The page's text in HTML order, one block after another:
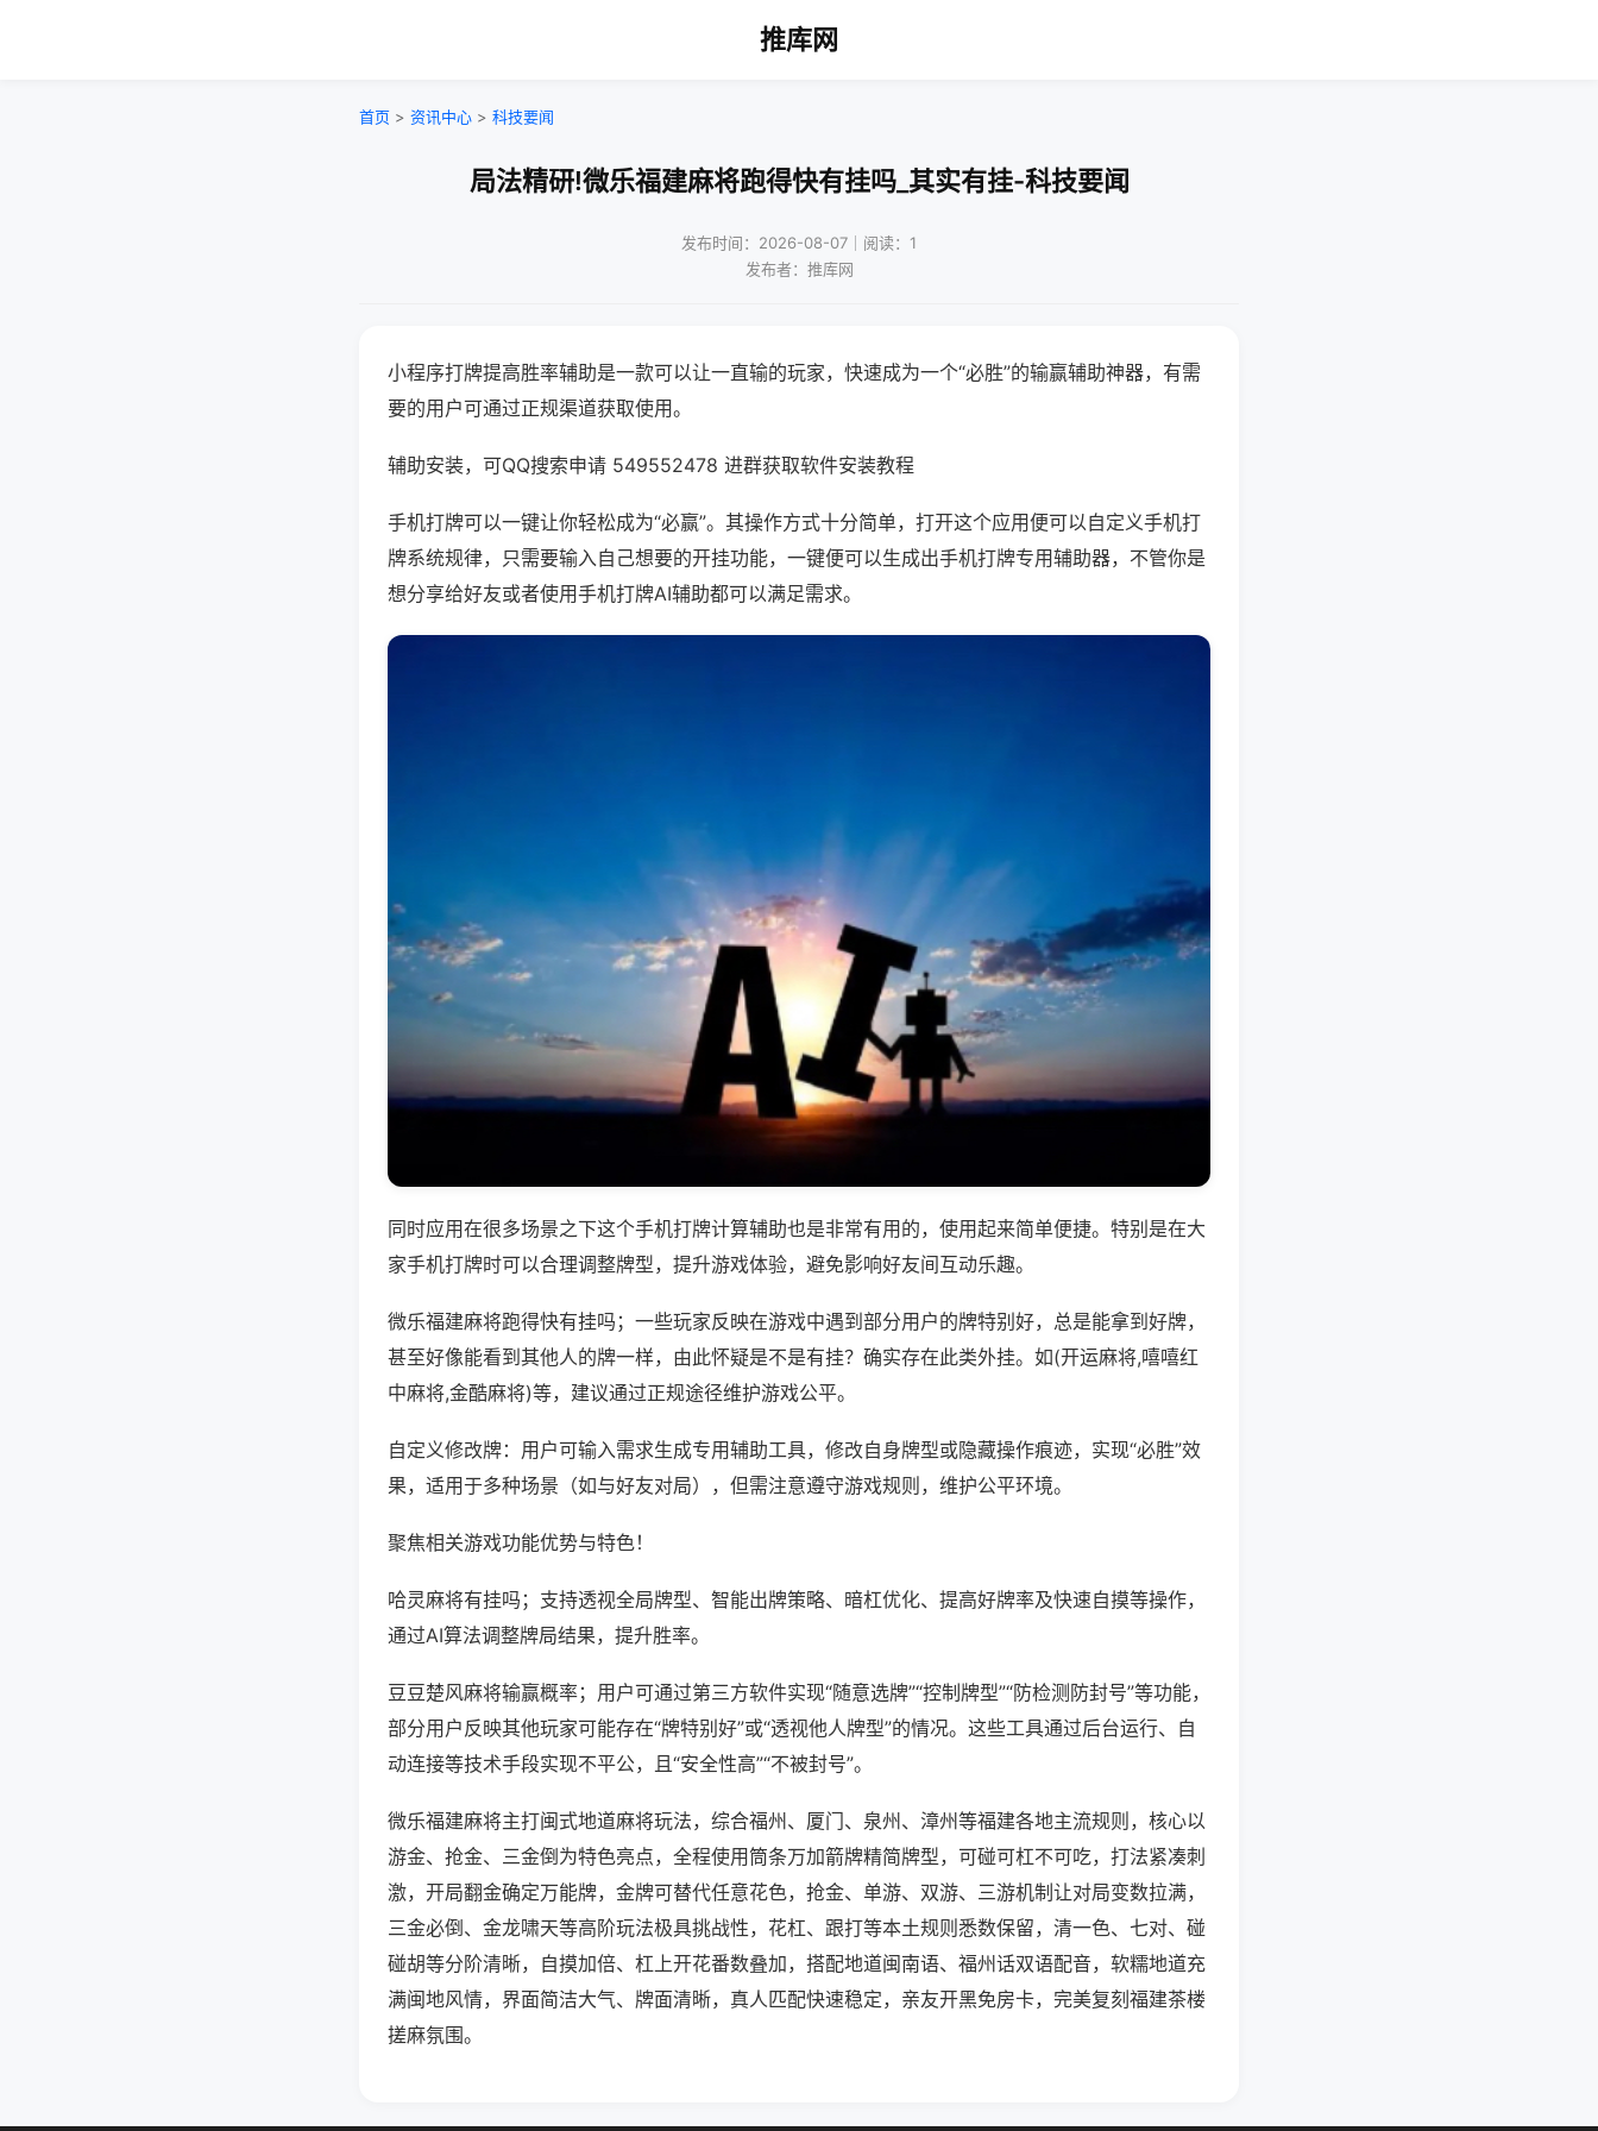
推库网
首页 > 资讯中心 > 科技要闻
局法精研!微乐福建麻将跑得快有挂吗_其实有挂-科技要闻
发布时间：2026-08-07｜阅读：1
发布者：推库网
小程序打牌提高胜率辅助是一款可以让一直输的玩家，快速成为一个“必胜”的输赢辅助神器，有需
要的用户可通过正规渠道获取使用。
辅助安装，可QQ搜索申请 549552478 进群获取软件安装教程
手机打牌可以一键让你轻松成为“必赢”。其操作方式十分简单，打开这个应用便可以自定义手机打
牌系统规律，只需要输入自己想要的开挂功能，一键便可以生成出手机打牌专用辅助器，不管你是
想分享给好友或者使用手机打牌AI辅助都可以满足需求。
同时应用在很多场景之下这个手机打牌计算辅助也是非常有用的，使用起来简单便捷。特别是在大
家手机打牌时可以合理调整牌型，提升游戏体验，避免影响好友间互动乐趣。
微乐福建麻将跑得快有挂吗；一些玩家反映在游戏中遇到部分用户的牌特别好，总是能拿到好牌，
甚至好像能看到其他人的牌一样，由此怀疑是不是有挂？确实存在此类外挂。如(开运麻将,嘻嘻红
中麻将,金酷麻将)等，建议通过正规途径维护游戏公平。
自定义修改牌：用户可输入需求生成专用辅助工具，修改自身牌型或隐藏操作痕迹，实现“必胜”效
果，适用于多种场景（如与好友对局），但需注意遵守游戏规则，维护公平环境。
聚焦相关游戏功能优势与特色！
哈灵麻将有挂吗；支持透视全局牌型、智能出牌策略、暗杠优化、提高好牌率及快速自摸等操作，
通过AI算法调整牌局结果，提升胜率。
豆豆楚风麻将输赢概率；用户可通过第三方软件实现“随意选牌”“控制牌型”“防检测防封号”等功能，
部分用户反映其他玩家可能存在“牌特别好”或“透视他人牌型”的情况。这些工具通过后台运行、自
动连接等技术手段实现不平公，且“安全性高”“不被封号”。
微乐福建麻将主打闽式地道麻将玩法，综合福州、厦门、泉州、漳州等福建各地主流规则，核心以
游金、抢金、三金倒为特色亮点，全程使用筒条万加箭牌精简牌型，可碰可杠不可吃，打法紧凑刺
激，开局翻金确定万能牌，金牌可替代任意花色，抢金、单游、双游、三游机制让对局变数拉满，
三金必倒、金龙啸天等高阶玩法极具挑战性，花杠、跟打等本土规则悉数保留，清一色、七对、碰
碰胡等分阶清晰，自摸加倍、杠上开花番数叠加，搭配地道闽南语、福州话双语配音，软糯地道充
满闽地风情，界面简洁大气、牌面清晰，真人匹配快速稳定，亲友开黑免房卡，完美复刻福建茶楼
搓麻氛围。